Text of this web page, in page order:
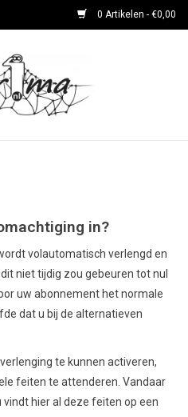
0 Artikelen - €0,00
in?
volautomatisch verlengd en
niet tijdig zou gebeuren tot nul
uw abonnement het normale
dat u bij de alternatieven
te kunnen activeren,
feiten te attenderen. Vandaar
hier al deze feiten op een